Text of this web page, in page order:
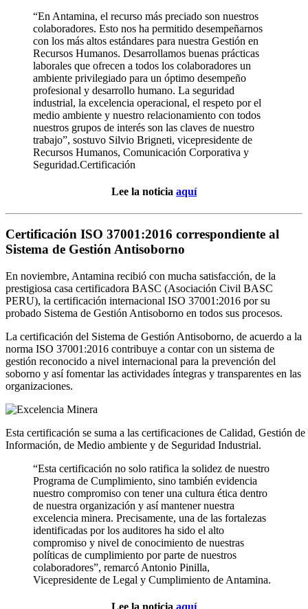
“En Antamina, el recurso más preciado son nuestros
colaboradores. Esto nos ha permitido desempeñarnos
con los más altos estándares para nuestra Gestión en
Recursos Humanos. Desarrollamos buenas prácticas
laborales que ofrecen a todos los colaboradores un
ambiente privilegiado para un óptimo desempeño
profesional y desarrollo humano. La seguridad
industrial, la excelencia operacional, el respeto por el
medio ambiente y nuestro relacionamiento con todos
nuestros grupos de interés son las claves de nuestro
trabajo”, sostuvo Silvio Brigneti, vicepresidente de
Recursos Humanos, Comunicación Corporativa y
Seguridad.Certificación
Lee la noticia aquí
Certificación ISO 37001:2016 correspondiente al
Sistema de Gestión Antisoborno
En noviembre, Antamina recibió con mucha satisfacción, de la
prestigiosa casa certificadora BASC (Asociación Civil BASC
PERU), la certificación internacional ISO 37001:2016 por su
probado Sistema de Gestión Antisoborno en todos sus procesos.
La certificación del Sistema de Gestión Antisoborno, de acuerdo a la
norma ISO 37001:2016 contribuye a contar con un sistema de
gestión reconocido a nivel internacional para la prevención del
soborno y así fomentar las actividades íntegras y transparentes en las
organizaciones.
Esta certificación se suma a las certificaciones de Calidad, Gestión
Información, de Medio ambiente y de Seguridad Industrial.
“Esta certificación no solo ratifica la solidez de nuestro
Programa de Cumplimiento, sino también evidencia
nuestro compromiso con tener una cultura ética dentro
de nuestra organización y así mantener nuestra
excelencia minera. Precisamente, una de las fortalezas
identificadas por los auditores ha sido el alto
compromiso y nivel de conocimiento de nuestras
políticas de cumplimiento por parte de nuestros
colaboradores”, remarcó Antonio Pinilla,
Vicepresidente de Legal y Cumplimiento de Antamina.